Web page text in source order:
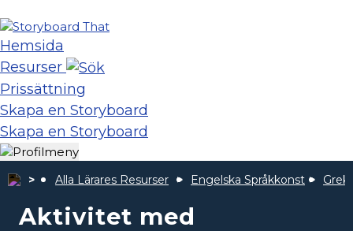
Hemsida
Resurser
Prissättning
Skapa en Storyboard
Skapa en Storyboard
Alla Lärares Resurser Engelska Språkkonst
Aktivitet med